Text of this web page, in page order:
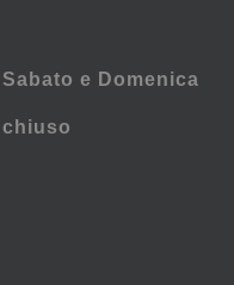
Sabato e Domenica
chiuso